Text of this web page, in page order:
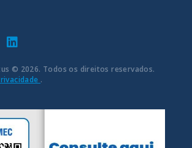
© 2026. Todos os direitos reservados.
.